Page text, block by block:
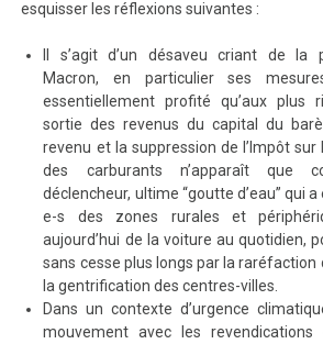
esquisser les réflexions suivantes :
Il s’agit d’un désaveu criant de la
Macron, en particulier ses
essentiellement profité qu’aux plus
sortie des revenus du capital du
revenu et la suppression de l’Impôt
des carburants n’apparaît que
déclencheur, ultime “goutte d’eau” qui
e-s des zones rurales et
aujourd’hui de la voiture au quotidien,
sans cesse plus longs par la raréfaction
la gentrification des centres-villes.
Dans un contexte d’urgence
mouvement avec les revendications